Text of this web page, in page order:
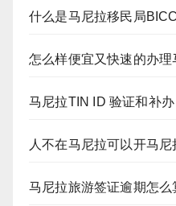
什么是马尼拉移民局
怎么样便宜又快速的办
马尼拉TIN ID 验证和补办
人不在马尼拉可以开马尼
马尼拉旅游签证逾期怎么